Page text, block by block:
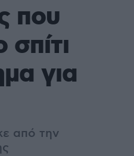
που
για
από την